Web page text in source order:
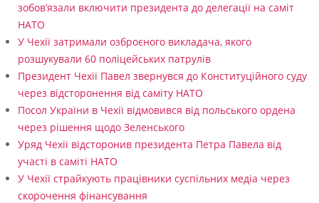
зобов’язали включити президента до делегації на саміт
НАТО
У Чехії затримали озброєного викладача, якого
розшукували 60 поліцейських патрулів
Президент Чехії Павел звернувся до Конституційного суду
через відсторонення від саміту НАТО
Посол України в Чехії відмовився від польського ордена
через рішення щодо Зеленського
Уряд Чехії відсторонив президента Петра Павела від
участі в саміті НАТО
У Чехії страйкують працівники суспільних медіа через
скорочення фінансування